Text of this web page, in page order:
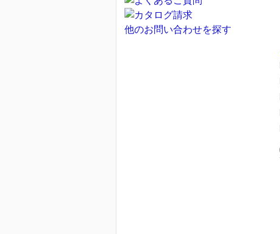
他のお問い合わせを探す